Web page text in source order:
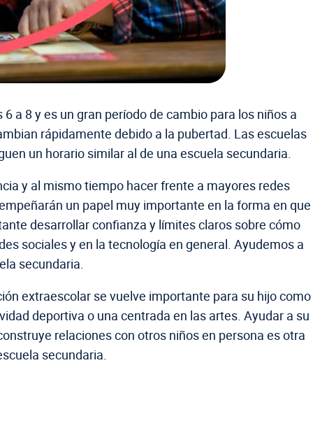
a 8 y es un gran período de cambio para los niños a
rápidamente debido a la pubertad. Las escuelas
un horario similar al de una escuela secundaria.
y al mismo tiempo hacer frente a mayores redes
un papel muy importante en la forma en que
desarrollar confianza y límites claros sobre cómo
sociales y en la tecnología en general. Ayudemos a
secundaria.
extraescolar se vuelve importante para su hijo como
deportiva o una centrada en las artes. Ayudar a su
relaciones con otros niños en persona es otra
secundaria.